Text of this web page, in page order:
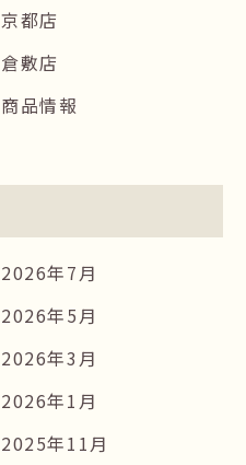
京都店
倉敷店
商品情報
2026年7月
2026年5月
2026年3月
2026年1月
2025年11月